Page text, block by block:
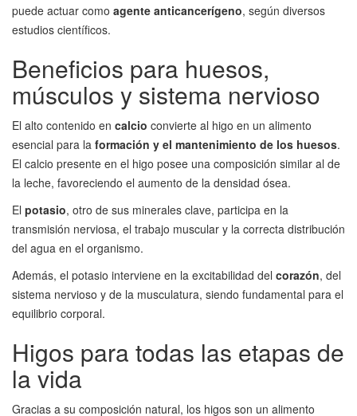
puede actuar como agente anticancerígeno, según diversos
estudios científicos.
Beneficios para huesos,
músculos y sistema nervioso
El alto contenido en calcio convierte al higo en un alimento
esencial para la formación y el mantenimiento de los huesos.
El calcio presente en el higo posee una composición similar al de
la leche, favoreciendo el aumento de la densidad ósea.
El potasio, otro de sus minerales clave, participa en la
transmisión nerviosa, el trabajo muscular y la correcta distribución
del agua en el organismo.
Además, el potasio interviene en la excitabilidad del corazón, del
sistema nervioso y de la musculatura, siendo fundamental para el
equilibrio corporal.
Higos para todas las etapas de
la vida
Gracias a su composición natural, los higos son un alimento